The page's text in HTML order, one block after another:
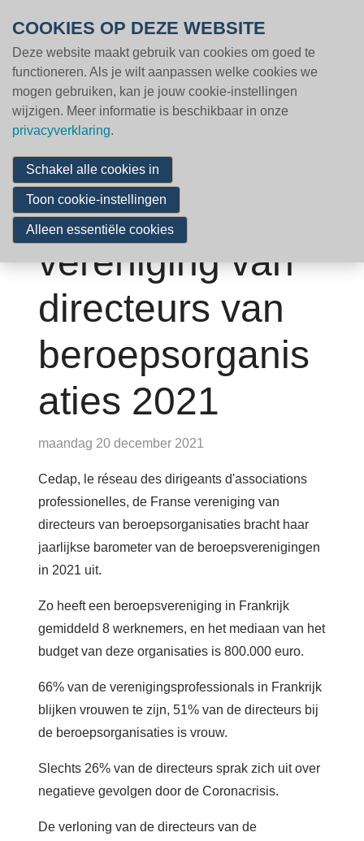
MENU
Barometer
Franse
vereniging van
directeurs van
beroepsorganis
aties 2021
maandag 20 december 2021
Cedap, le réseau des dirigeants d'associations
professionelles, de Franse vereniging van
directeurs van beroepsorganisaties bracht haar
jaarlijkse barometer van de beroepsverenigingen
in 2021 uit.
Zo heeft een beroepsvereniging in Frankrijk
gemiddeld 8 werknemers, en het mediaan van het
budget van deze organisaties is 800.000 euro.
66% van de verenigingsprofessionals in Frankrijk
blijken vrouwen te zijn, 51% van de directeurs bij
de beroepsorganisaties is vrouw.
Slechts 26% van de directeurs sprak zich uit over
negatieve gevolgen door de Coronacrisis.
De verloning van de directeurs van de
Word lid
Vacatures
Partners
Zoeken
Account
COOKIES OP DEZE WEBSITE
Deze website maakt gebruik van cookies om goed te
functioneren. Als je wilt aanpassen welke cookies we
mogen gebruiken, kan je jouw cookie-instellingen
wijzigen. Meer informatie is beschikbaar in onze
privacyverklaring.
Schakel alle cookies in
Toon cookie-instellingen
Alleen essentiële cookies